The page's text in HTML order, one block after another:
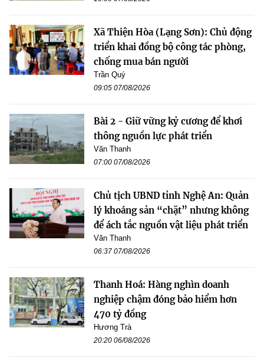
Xã Thiện Hòa (Lạng Sơn): Chủ động
triển khai đồng bộ công tác phòng,
chống mua bán người
Trần Quý
09:05 07/08/2026
Bài 2 - Giữ vững kỷ cương để khơi
thông nguồn lực phát triển
Văn Thanh
07:00 07/08/2026
Chủ tịch UBND tỉnh Nghệ An: Quản
lý khoáng sản “chặt” nhưng không
để ách tắc nguồn vật liệu phát triển
Văn Thanh
06:37 07/08/2026
Thanh Hoá: Hàng nghìn doanh
nghiệp chậm đóng bảo hiểm hơn
470 tỷ đồng
Hương Trà
20:20 06/08/2026